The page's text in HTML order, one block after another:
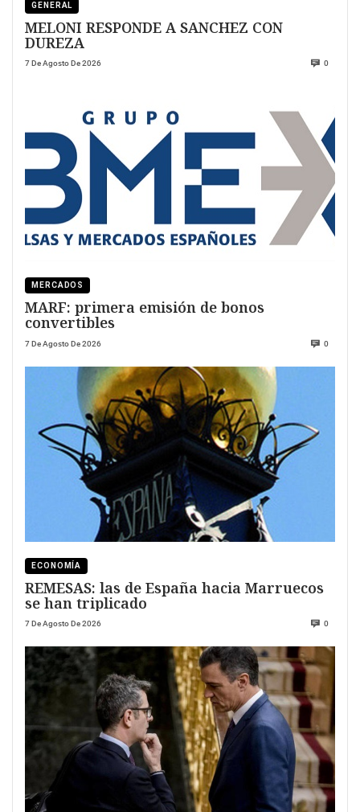
GENERAL
MELONI RESPONDE A SANCHEZ CON
DUREZA
7 De Agosto De 2026 0
MERCADOS
MARF: primera emisión de bonos
convertibles
7 De Agosto De 2026 0
ECONOMÍA
REMESAS: las de España hacia Marruecos
se han triplicado
7 De Agosto De 2026 0